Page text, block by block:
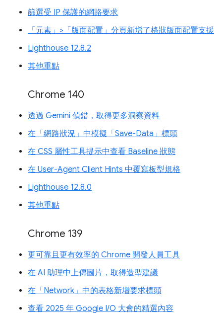
篩選受 IP 保護的網路要求
「元素」>「版面配置」分頁新增了格狀版面配置支援
Lighthouse 12.8.2
其他重點
Chrome 140
透過 Gemini 偵錯，取得更多洞察資料
在「網路狀況」中模擬「Save-Data」標頭
在 CSS 屬性工具提示中查看 Baseline 狀態
在 User-Agent Client Hints 中覆寫板型規格
Lighthouse 12.8.0
其他重點
Chrome 139
更可靠且更有效率的 Chrome 開發人員工具
在 AI 助理中上傳圖片，取得造型建議
在「Network」中的表格新增要求標頭
查看 2025 年 Google I/O 大會的精選內容